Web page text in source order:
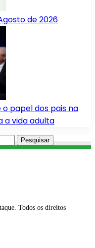
de 2026
papel dos pais na
a vida adulta
Todos os direitos